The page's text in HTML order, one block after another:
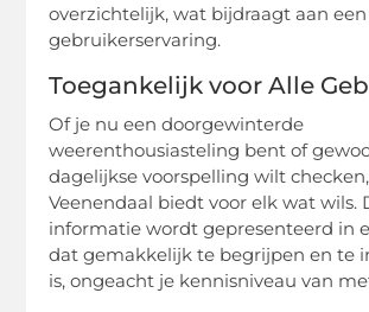
overzichtelijk, wat bijdraagt aan
gebruikerservaring.
Toegankelijk voor Alle
Of je nu een doorgewinterde
weerenthousiasteling bent of
dagelijkse voorspelling wilt
Veenendaal biedt voor elk wat wils.
informatie wordt gepresenteerd in
dat gemakkelijk te begrijpen en te
is, ongeacht je kennisniveau van